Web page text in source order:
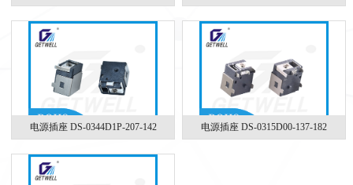
电源插座 DS-0344D1P-207-142 电源插座 DS-0315D00-137-182